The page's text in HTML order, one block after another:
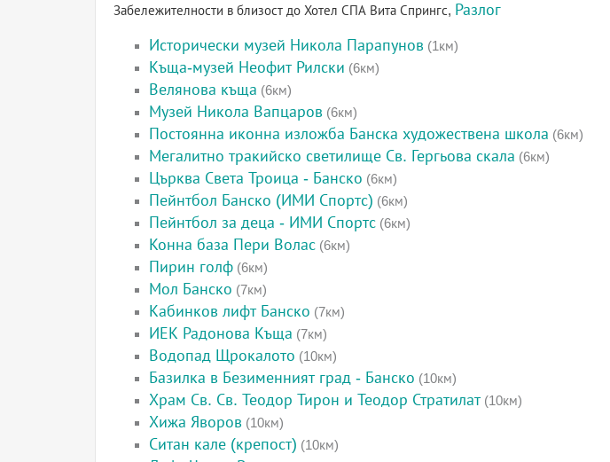
Забележителности в близост до Хотел СПА Вита Спрингс, Разлог
Исторически музей Никола Парапунов (1км)
Къща-музей Неофит Рилски (6км)
Велянова къща (6км)
Музей Никола Вапцаров (6км)
Постоянна иконна изложба Банска художествена школа (6км)
Мегалитно тракийско светилище Св. Гергьова скала (6км)
Църква Света Троица - Банско (6км)
Пейнтбол Банско (ИМИ Спортс) (6км)
Пейнтбол за деца - ИМИ Спортс (6км)
Конна база Пери Волас (6км)
Пирин голф (6км)
Мол Банско (7км)
Кабинков лифт Банско (7км)
ИЕК Радонова Къща (7км)
Водопад Щрокалото (10км)
Базилка в Безименният град - Банско (10км)
Храм Св. Св. Теодор Тирон и Теодор Стратилат(10км)
Хижа Яворов (10км)
Ситан кале (крепост) (10км)